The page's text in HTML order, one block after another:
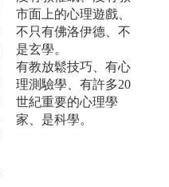
市面上的心理遊戲、
不只有佛洛伊德、不
是玄學。
有教放鬆技巧、有心
理測驗學、有許多20
世紀重要的心理學
家、是科學。